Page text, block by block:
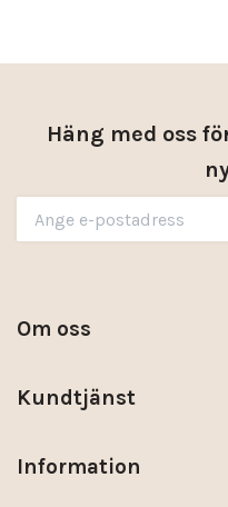
Häng med oss
Om oss
Kundtjänst
Information